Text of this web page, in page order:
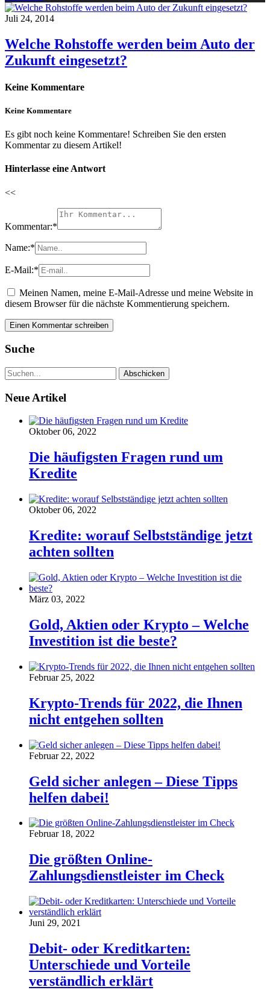
Juli 24, 2014
Welche Rohstoffe werden beim Auto der
Zukunft eingesetzt?
Keine Kommentare
Keine Kommentare
Es gibt noch keine Kommentare! Schreiben Sie den ersten
Kommentar zu diesem Artikel!
Hinterlasse eine Antwort
<<
Kommentar:*
Name:*
E-Mail:*
Meinen Namen, meine E-Mail-Adresse und meine Website in
diesem Browser für die nächste Kommentierung speichern.
Suche
Neue Artikel
Oktober 06, 2022
Die häufigsten Fragen rund um
Kredite
Oktober 06, 2022
Kredite: worauf Selbstständige jetzt
achten sollten
März 03, 2022
Gold, Aktien oder Krypto – Welche
Investition ist die beste?
Februar 25, 2022
Krypto-Trends für 2022, die Ihnen
nicht entgehen sollten
Februar 22, 2022
Geld sicher anlegen – Diese Tipps
helfen dabei!
Februar 18, 2022
Die größten Online-
Zahlungsdienstleister im Check
Juni 29, 2021
Debit- oder Kreditkarten:
Unterschiede und Vorteile
verständlich erklärt